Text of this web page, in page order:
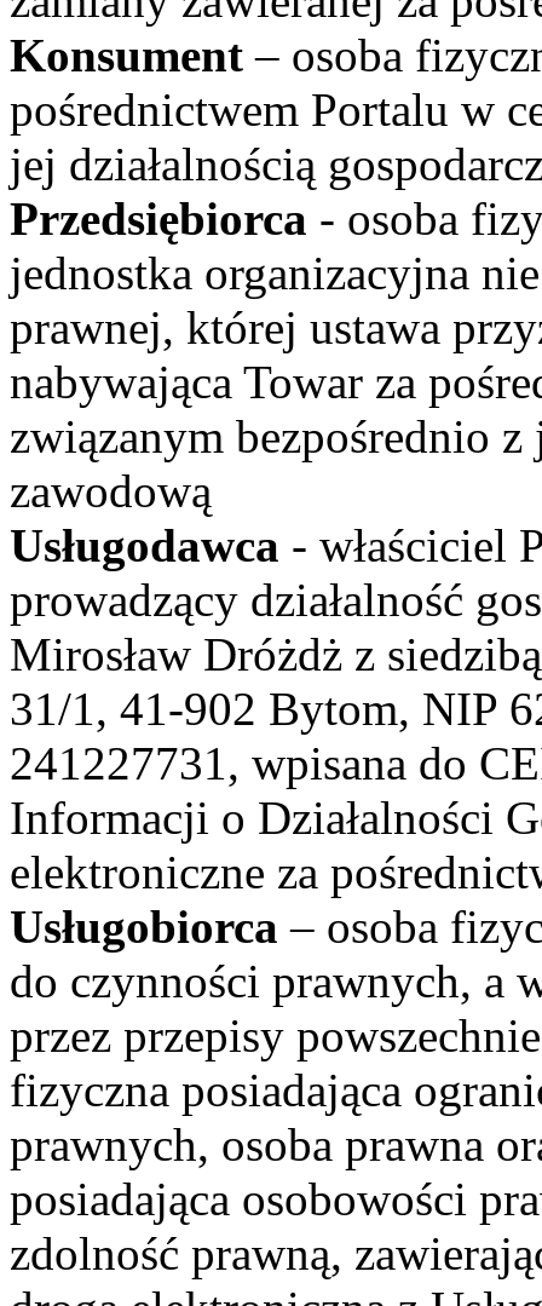
Konsument – osoba
pośrednictwem Portalu w
jej działalnością
Przedsiębiorca - osoba
jednostka organizacyjna
prawnej, której ustawa
nabywająca Towar za
związanym bezpośrednio z
zawodową
Usługodawca - właściciel
prowadzący działalność
Mirosław Dróżdż z
31/1, 41-902 Bytom, NIP
241227731, wpisana do
Informacji o Działalności
elektroniczne za
Usługobiorca – osoba
do czynności prawnych, a
przez przepisy
fizyczna posiadająca
prawnych, osoba prawna
posiadająca osobowości
zdolność prawną,